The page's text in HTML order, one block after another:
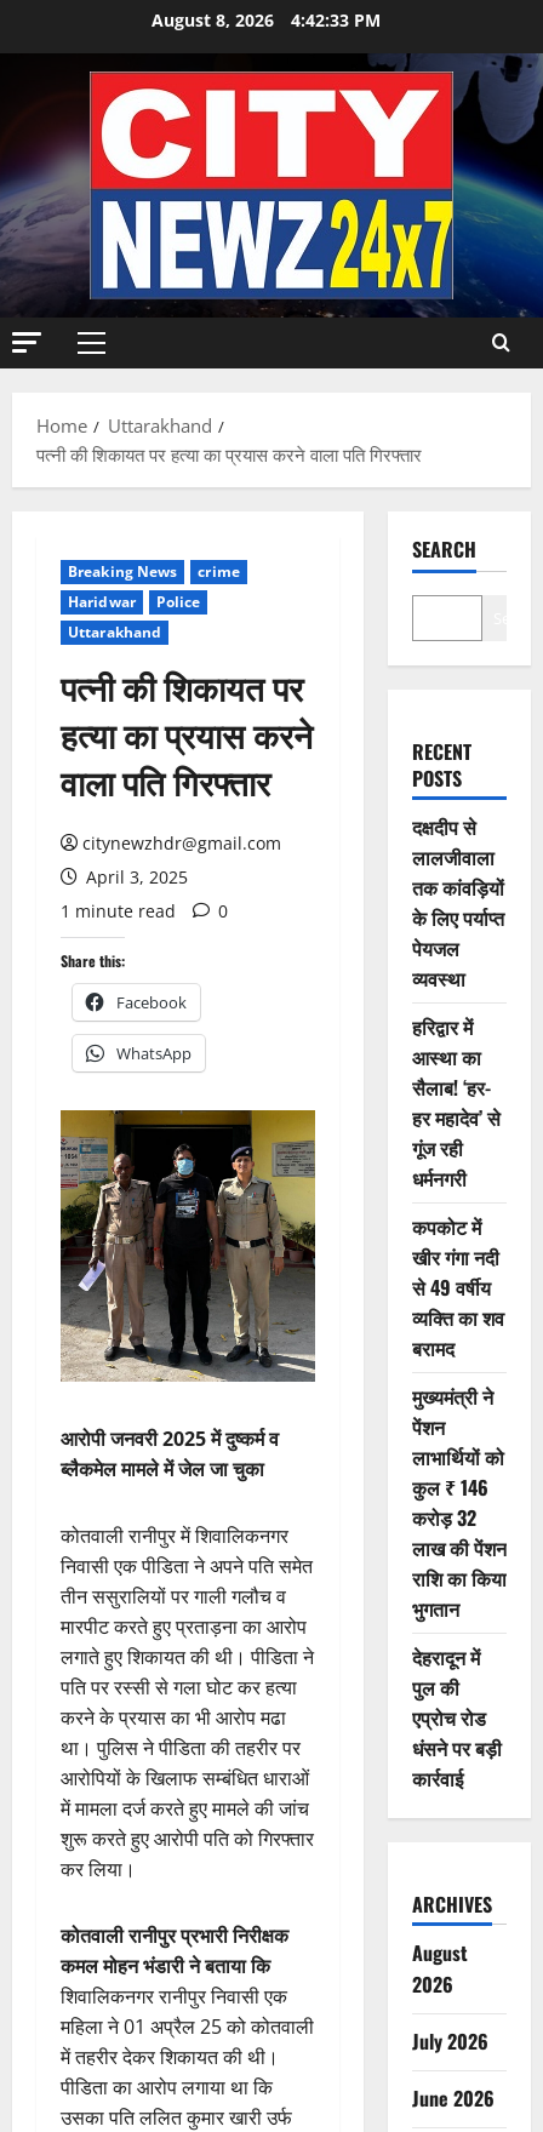
August 8, 2026 4:42:34 PM
Primary
Home
Uttarakhand
पत्नी की शिकायत पर हत्या का प्रयास करने वाला पति गिरफ्तार
Breaking News
crime
Haridwar
Police
Uttarakhand
पत्नी की शिकायत पर
हत्या का प्रयास करने
वाला पति गिरफ्तार
citynewzhdr@gmail.com
April 3, 2025
1 minute read
0
Share this:
Facebook
WhatsApp
आरोपी जनवरी 2025 में दुष्कर्म व
ब्लैकमेल मामले में जेल जा चुका
कोतवाली रानीपुर में शिवालिकनगर
निवासी एक पीडिता ने अपने पति समेत
तीन ससुरालियों पर गाली गलौच व
मारपीट करते हुए प्रताड़ना का आरोप
लगाते हुए शिकायत की थी। पीडिता ने
पति पर रस्सी से गला घोट कर हत्या
करने के प्रयास का भी आरोप मढा
था। पुलिस ने पीडिता की तहरीर पर
आरोपियों के खिलाफ सम्बंधित धाराओं
में मामला दर्ज करते हुए मामले की जांच
शुरू करते हुए आरोपी पति को गिरफ्तार
कर लिया।
कोतवाली रानीपुर प्रभारी निरीक्षक
कमल मोहन भंडारी ने बताया कि
शिवालिकनगर रानीपुर निवासी एक
महिला ने 01 अप्रैल 25 को कोतवाली
में तहरीर देकर शिकायत की थी।
पीडिता का आरोप लगाया था कि
उसका पति ललित कुमार खारी उर्फ
SEARCH
RECENT
POSTS
दक्षदीप से
लालजीवाला
तक कांवड़ियों
के लिए पर्याप्त
पेयजल
व्यवस्था
हरिद्वार में
आस्था का
सैलाब! ‘हर-
हर महादेव’ से
गूंज रही
धर्मनगरी
कपकोट में
खीर गंगा नदी
से 49 वर्षीय
व्यक्ति का शव
बरामद
मुख्यमंत्री ने
पेंशन
लाभार्थियों को
कुल ₹ 146
करोड़ 32
लाख की पेंशन
राशि का किया
भुगतान
देहरादून में
पुल की
एप्रोच रोड
धंसने पर बड़ी
कार्रवाई
ARCHIVES
August
2026
July 2026
June 2026